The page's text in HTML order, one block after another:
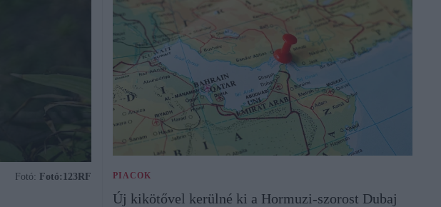
Fotó: Fotó:123RF PIACOK
Új kikötővel kerülné ki a Hormuzi-szorost Dubaj